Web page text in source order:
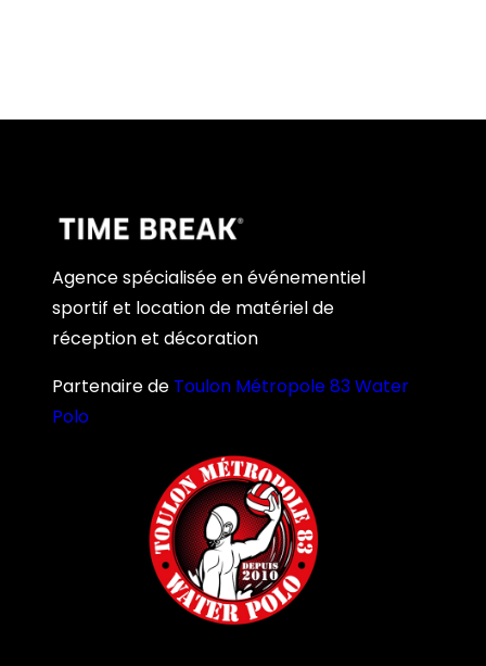
Agence spécialisée en événementiel
sportif et location de matériel de
réception et décoration
Partenaire de Toulon Métropole 83 Water
Polo